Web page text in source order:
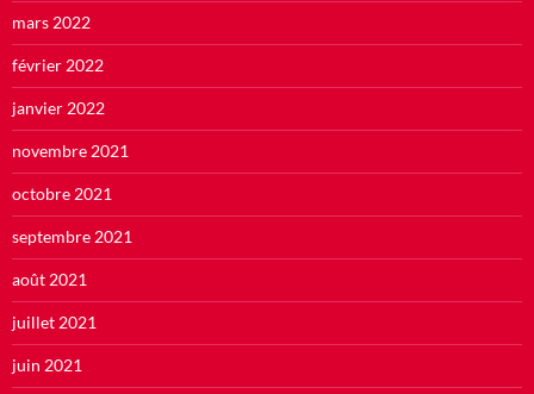
mars 2022
février 2022
janvier 2022
novembre 2021
octobre 2021
septembre 2021
août 2021
juillet 2021
juin 2021